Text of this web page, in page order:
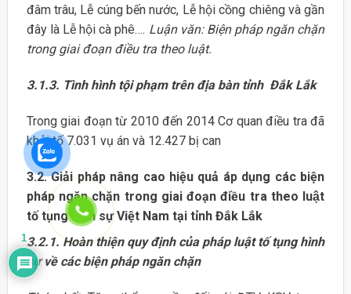
đâm trâu, Lễ cúng bến nước, Lễ hội cồng chiêng và gần
đây là Lễ hội cà phê…. Luận văn: Biện pháp ngăn chặn
trong giai đoạn điều tra theo luật.
3.1.3. Tình hình tội phạm trên địa bàn tỉnh Đắk Lắk
Trong giai đoạn từ 2010 đến 2014 Cơ quan điều tra đã
khởi tố 7.031 vụ án và 12.427 bị can
3.2. Giải pháp nâng cao hiệu quả áp dụng các biện
pháp ngăn chặn trong giai đoạn điều tra theo luật
tố tụng hình sự Việt Nam tại tỉnh Đắk Lắk
3.2.1. Hoàn thiện quy định của pháp luật tố tụng hình
sự về các biện pháp ngăn chặn
1